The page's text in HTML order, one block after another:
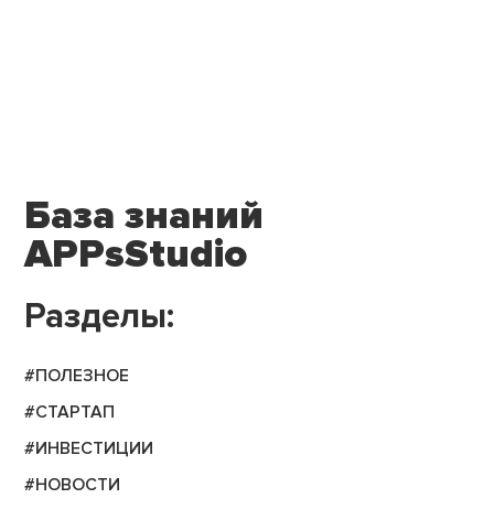
База знаний
APPsStudio
Разделы:
#ПОЛЕЗНОЕ
#СТАРТАП
#ИНВЕСТИЦИИ
#НОВОСТИ